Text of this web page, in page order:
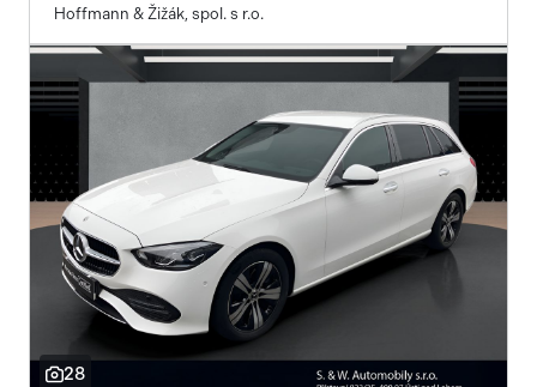
Hoffmann & Žižák, spol. s r.o.
28